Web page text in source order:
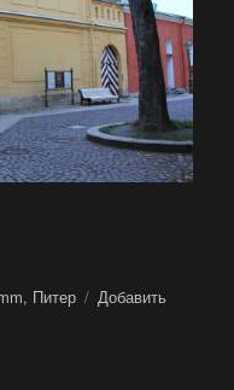
крепость —
, Питер
Добавить